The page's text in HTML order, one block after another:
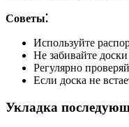
Советы⁚
Используйте
Не забивайте
Регулярно
Если доска не
Укладка